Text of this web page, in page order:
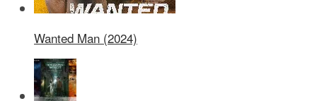
Wanted Man (2024)